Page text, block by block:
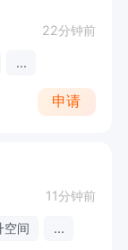
22分钟前
...
申请
11分钟前
空间 ...